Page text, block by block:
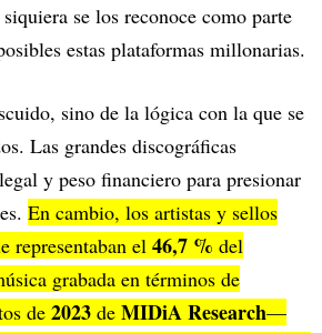
se los reconoce como parte
estas plataformas millonarias.
sino de la lógica con la que se
Las grandes discográficas
y peso financiero para presionar
En cambio, los artistas y sellos
representaban el 46,7 % del
grabada en términos de
de 2023 de MIDiA Research—